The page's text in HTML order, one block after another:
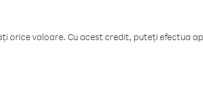
orice valoare. Cu acest credit, puteți efectua